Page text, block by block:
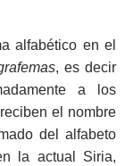
alfabético en el
, es decir
a los
el nombre
del alfabeto
la actual Siria,